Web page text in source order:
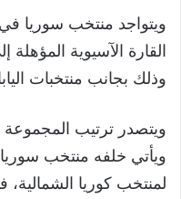
ويتواجد منتخب سوريا في
وذلك بجانب منتخبات
لمنتخب كوريا الشمالية،